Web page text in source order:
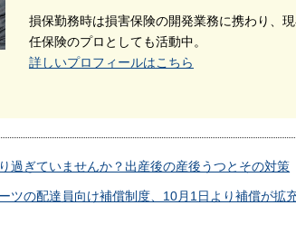
損保勤務時は損害保険の開発業務に携わり、
任保険のプロとしても活動中。
詳しいプロフィールはこちら
過ぎていませんか？出産後の産後うつとその対策
ツの配達員向け補償制度、10月1日より補償が拡